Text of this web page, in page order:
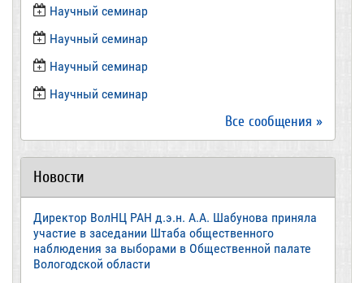
​Научный семинар
​Научный семинар
Научный семинар
​Научный семинар
Все сообщения »
Новости
Директор ВолНЦ РАН д.э.н. А.А. Шабунова приняла
участие в заседании Штаба общественного
наблюдения за выборами в Общественной палате
Вологодской области